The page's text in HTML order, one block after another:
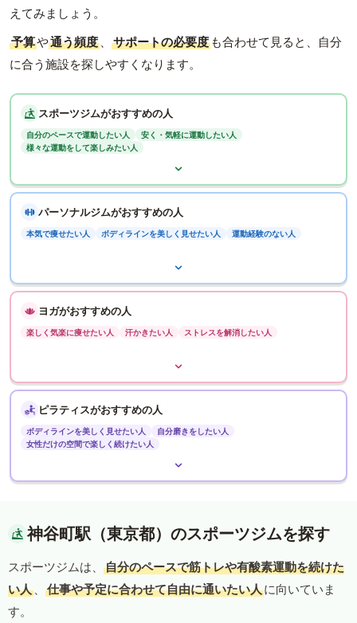
えてみましょう。
予算や通う頻度 、 サポートの必要度 も合わせて見ると、自分
に合う施設を探しやすくなります。
スポーツジムがおすすめの人
自分のペースで運動したい人
安く・気軽に運動したい人
様々な運動をして楽しみたい人
パーソナルジムがおすすめの人
本気で痩せたい人 ボディラインを美しく見せたい人 運動経験のない人
ヨガがおすすめの人
楽しく気楽に痩せたい人 汗かきたい人 ストレスを解消したい人
ピラティスがおすすめの人
ボディラインを美しく見せたい人
自分磨きをしたい人
女性だけの空間で楽しく続けたい人
神谷町駅（東京都）のスポーツジムを探す
スポーツジムは、
自分のペースで筋トレや有酸素運動を続けた
い人 、 仕事や予定に合わせて自由に通いたい人に向いていま
す。